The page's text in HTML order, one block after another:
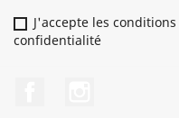
J'accepte les
confidentialité